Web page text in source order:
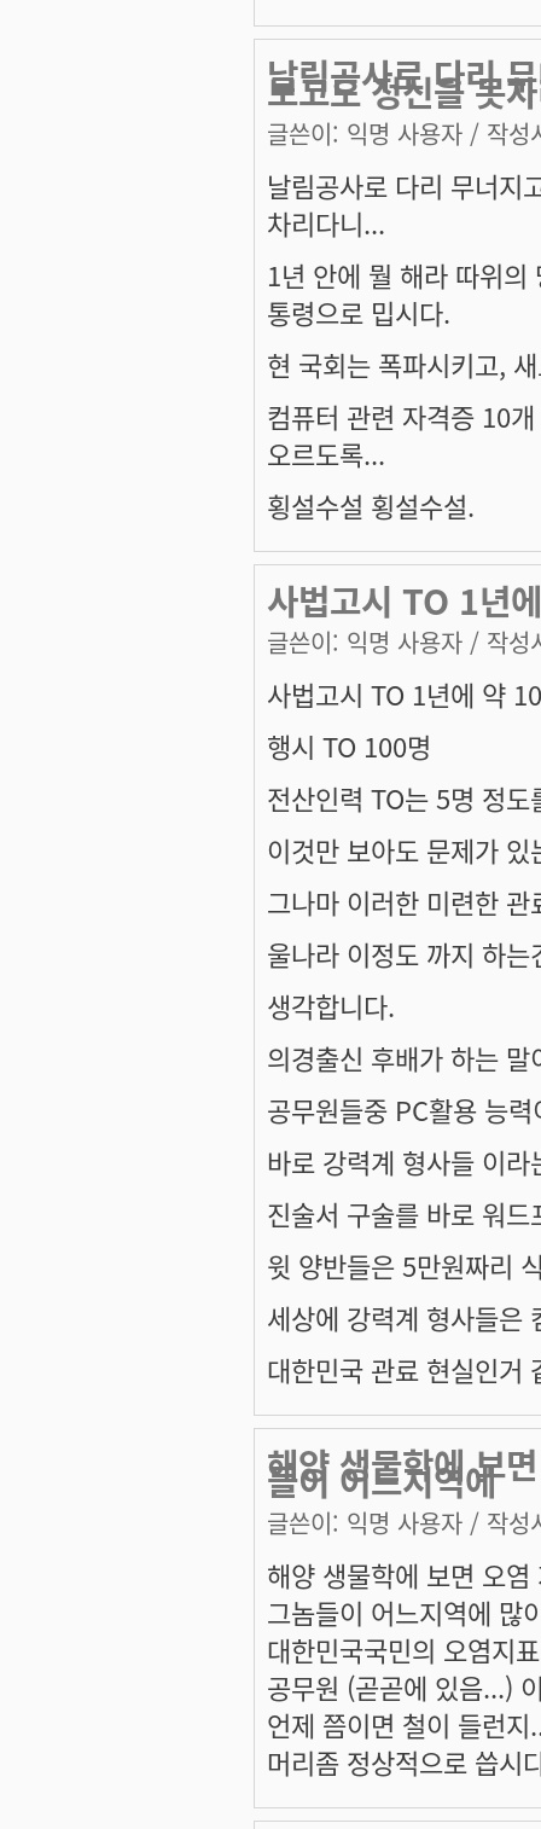
날림공사로 다리
보고도 정신을 못
글쓴이: 익명 사용자 / 작성
날림공사로 다리 무너지
차리다니...
1년 안에 뭘 해라 따위
통령으로 밉시다.
현 국회는 폭파시키고,
컴퓨터 관련 자격증 10
오르도록...
횡설수설 횡설수설.
사법고시 TO 1년
글쓴이: 익명 사용자 / 작성
사법고시 TO 1년에 약
행시 TO 100명
전산인력 TO는 5명 정
이것만 보아도 문제가
그나마 이러한 미련한
울나라 이정도 까지 하
생각합니다.
의경출신 후배가 하는
공무원들중 PC활용 능
바로 강력계 형사들 이라
진술서 구술를 바로 워
윗 양반들은 5만원짜리
세상에 강력계 형사들은
대한민국 관료 현실인거
해양 생물학에 보
들이 어느지역에
글쓴이: 익명 사용자 / 작성
해양 생물학에 보면 오
그놈들이 어느지역에 많
대한민국국민의 오염지
공무원 (곧곧에 있음...)
언제 쯤이면 철이 들런
머리좀 정상적으로 씁시